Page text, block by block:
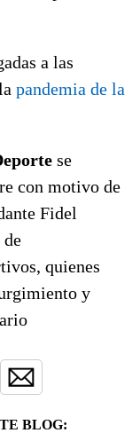
a las
pandemia de la
se
con motivo de
Fidel
quienes
y
BLOG: